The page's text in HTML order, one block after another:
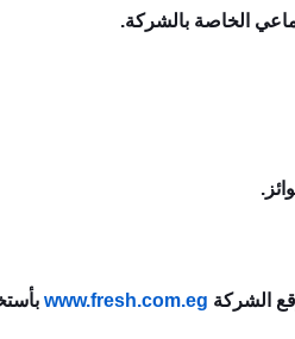
الخاصة بالشركة.
www.fresh.com.eg